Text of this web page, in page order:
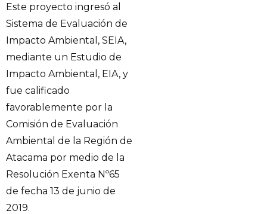
Este proyecto ingresó al
Sistema de Evaluación de
Impacto Ambiental, SEIA,
mediante un Estudio de
Impacto Ambiental, EIA, y
fue calificado
favorablemente por la
Comisión de Evaluación
Ambiental de la Región de
Atacama por medio de la
Resolución Exenta Nº65
de fecha 13 de junio de
2019.